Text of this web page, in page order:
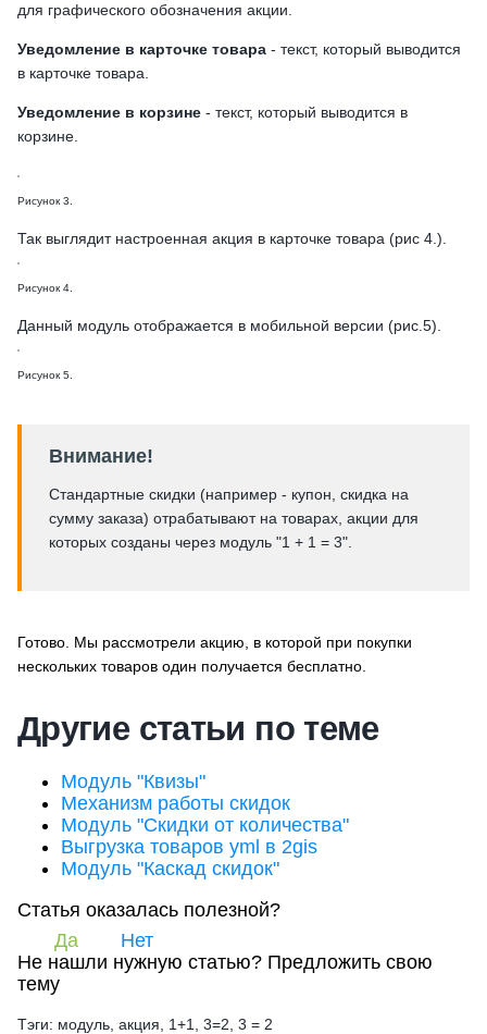
для графического обозначения акции.
Уведомление в карточке товара - текст, который выводится
в карточке товара.
Уведомление в корзине - текст, который выводится в
корзине.
Рисунок 3.
Так выглядит настроенная акция в карточке товара (рис 4.).
Рисунок 4.
Данный модуль отображается в мобильной версии (рис.5).
Рисунок 5.
Внимание!
Стандартные скидки (например - купон, скидка на
сумму заказа) отрабатывают на товарах, акции для
которых созданы через модуль "1 + 1 = 3".
Готово. Мы рассмотрели акцию, в которой при покупки
нескольких товаров один получается бесплатно.
Другие статьи по теме
Модуль "Квизы"
Механизм работы скидок
Модуль "Скидки от количества"
Выгрузка товаров yml в 2gis
Модуль "Каскад скидок"
Статья оказалась полезной?
Да
Нет
Не нашли нужную статью? Предложить свою
тему
Тэги: модуль, акция, 1+1, 3=2, 3 = 2